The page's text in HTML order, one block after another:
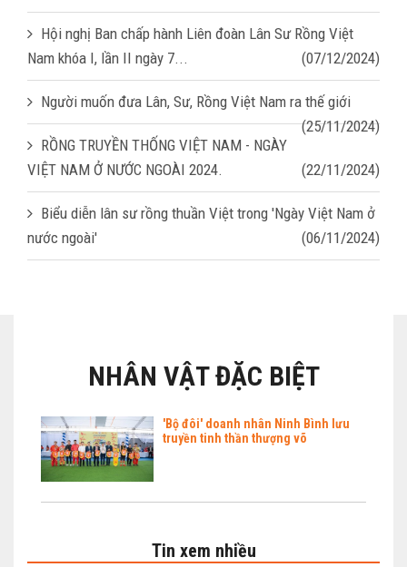
Hội nghị Ban chấp hành Liên đoàn Lân Sư Rồng Việt
Nam khóa I, lần II ngày 7...
(07/12/2024)
Người muốn đưa Lân, Sư, Rồng Việt Nam ra thế giới
(25/11/2024)
RỒNG TRUYỀN THỐNG VIỆT NAM - NGÀY
VIỆT NAM Ở NƯỚC NGOÀI 2024.
(22/11/2024)
Biểu diễn lân sư rồng thuần Việt trong 'Ngày Việt Nam ở
nước ngoài'
(06/11/2024)
NHÂN VẬT ĐẶC BIỆT
'Bộ đôi' doanh nhân Ninh Bình lưu
truyền tinh thần thượng võ
Tin xem nhiều